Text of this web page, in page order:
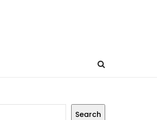
Search